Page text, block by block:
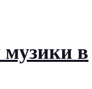
музики в